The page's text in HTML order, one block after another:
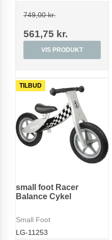
749,00 kr.
561,75 kr.
VIS PRODUKT
TILBUD
small foot Racer
Balance Cykel
Small Foot
LG-11253